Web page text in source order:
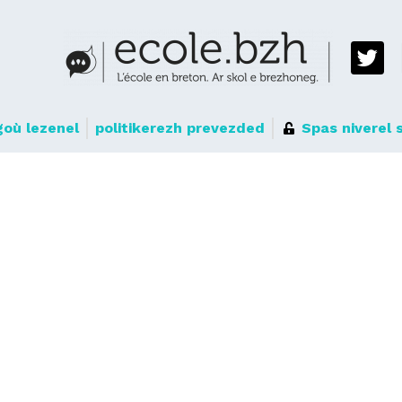
lezenel politikerezh prevezded Spas niverel